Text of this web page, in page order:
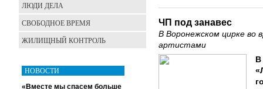
ЧП под занавес
В Воронежском цирке во
артистами
ЛЮДИ ДЕЛА
СВОБОДНОЕ ВРЕМЯ
ЖИЛИЩНЫЙ КОНТРОЛЬ
НОВОСТИ
«Вместе мы спасем больше